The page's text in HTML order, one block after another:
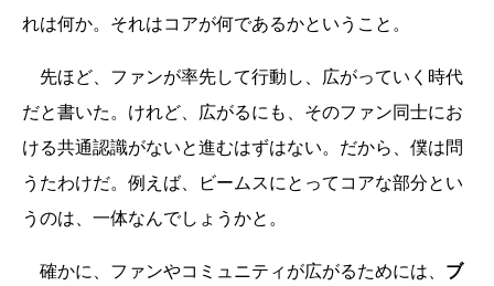
れは何か。それはコアが何であるかということ。
先ほど、ファンが率先して行動し、広がっていく時代
だと書いた。けれど、広がるにも、そのファン同士にお
ける共通認識がないと進むはずはない。だから、僕は問
うたわけだ。例えば、ビームスにとってコアな部分とい
うのは、一体なんでしょうかと。
確かに、ファンやコミュニティが広がるためには、 ブ